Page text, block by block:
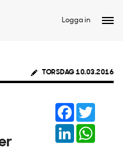
Logga in
TORSDAG 10.03.2016
Facebook
LinkedIn